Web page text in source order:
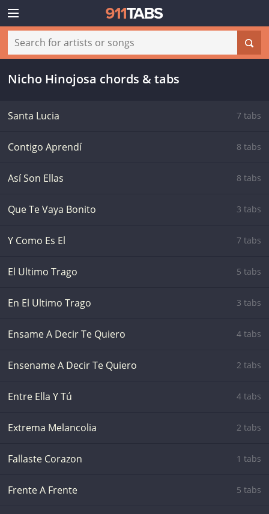
Nicho Hinojosa chords & tabs
Santa Lucia 7 tabs
Contigo Aprendí 8 tabs
Así Son Ellas 8 tabs
Que Te Vaya Bonito 3 tabs
Y Como Es El 7 tabs
El Ultimo Trago 5 tabs
En El Ultimo Trago 3 tabs
Ensame A Decir Te Quiero 4 tabs
Ensename A Decir Te Quiero 2 tabs
Entre Ella Y Tú 4 tabs
Extrema Melancolia 2 tabs
Fallaste Corazon 1 tabs
Frente A Frente 5 tabs